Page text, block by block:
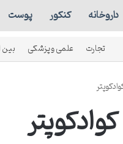
داروخانه کنکور پوست
تجارت علمی و پزشکی بین